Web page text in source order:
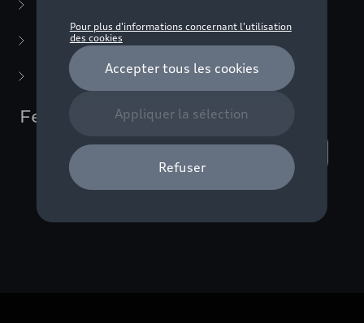
Miniatures(22)
Dernière chance(5)
Femmes